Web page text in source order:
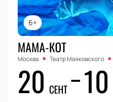
6+
МАМА-КОТ
Москва Театр Маяковского
20 СЕНТ 10